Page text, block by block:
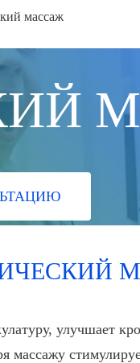
массаж
улучшает
массажу